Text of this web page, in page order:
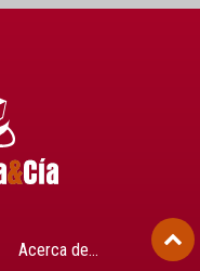
Acerca de…